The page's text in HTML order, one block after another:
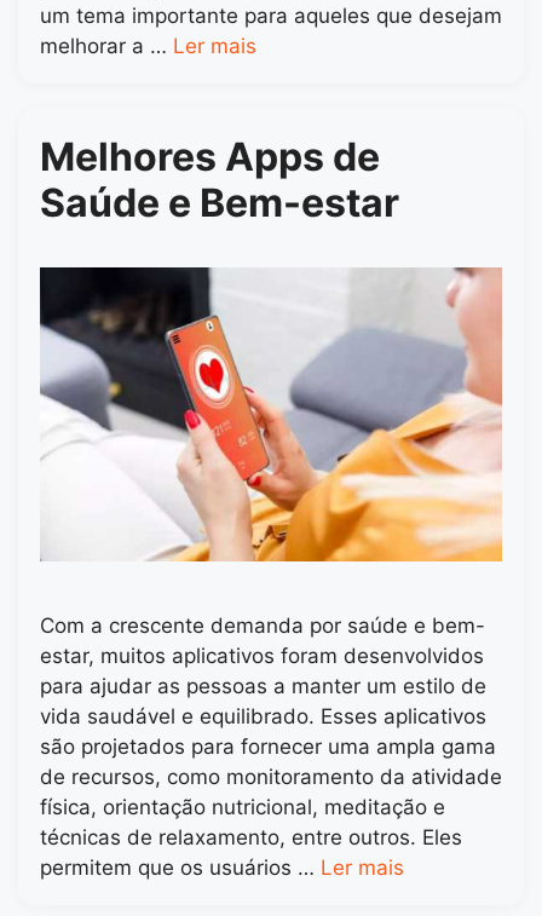
um tema importante para aqueles que desejam
melhorar a … Ler mais
Melhores Apps de
Saúde e Bem-estar
Com a crescente demanda por saúde e bem-
estar, muitos aplicativos foram desenvolvidos
para ajudar as pessoas a manter um estilo de
vida saudável e equilibrado. Esses aplicativos
são projetados para fornecer uma ampla gama
de recursos, como monitoramento da atividade
física, orientação nutricional, meditação e
técnicas de relaxamento, entre outros. Eles
permitem que os usuários … Ler mais